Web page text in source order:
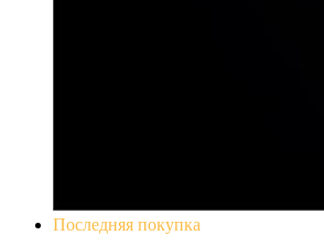
Последняя покупка